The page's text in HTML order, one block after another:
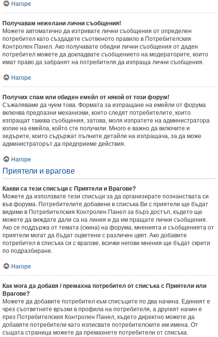
Нагоре
Получавам нежелани лични съобщения!
Можете автоматично да изтривате лични съобщения от определен
потребител като създадете съотвеното правило в Потребителския
Контролен Панел. Ако получавате обидни лични съобщения от даден
потребител можете да докладвате съобщението на модераторите, които
имат право да забранят на потребителя да изпраща лични съобщения.
Нагоре
Получих спам или обиден емейл от някой от този форум!
Съжаляваме да чуем това. Формата за изпращане на емейли от форума
включва предпазни механизми, които следят потребителите, които
изпращат такива съобщения, затова, моля изпратете на администратора
копие на емейла, който сте получили. Много е важно да включите и
хедърите, които съдържат пълните детайли на изпращача, за да може
администраторът да предприеме действия.
Нагоре
Приятели и врагове
Какви са тези списъци с Приятели и Врагове?
Можете да използвате тези списъци за да организирате познанствата си
във форума. Потребителите добавени в списъка Ви с приятели ще бъдат
видими в Потребителския Контролен Панел за бърз достъп, където ще
можете да виждате дали са на линия и да им пращате лични съобщения.
Ако се поддържа от темата (скина) на форума, мненията и съобщенията от
приятели могат да бъдат оцветени с различен цвят. Ако добавите
потребител в списъка си с врагове, всички негови мнения ще бъдат скрити
по подразбиране.
Нагоре
Как мога да добавя / премахна потребител от списъка с Приятели или
Врагове?
Можете да добавите потребител към списъците по два начина. Единият е
чрез съответните връзки в профила на потребителя, а другият начин е
през Потребителския Контролен Панел, където директно можете да
добавяте потребители като изписвате потребителските им имена. От
същата страница можете да премахнете потребители от списъка.